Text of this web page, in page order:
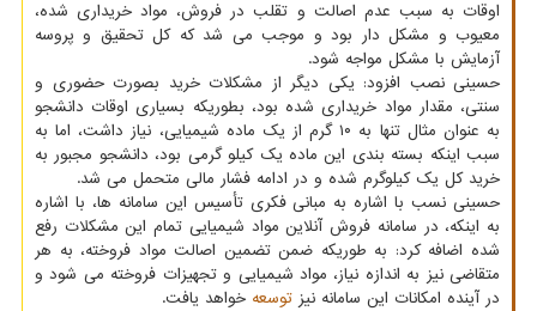
اوقات به سبب عدم اصالت و تقلب در فروش، مواد خریداری شده،
معیوب و مشکل دار بود و موجب می شد که کل تحقیق و پروسه
آزمایش با مشکل مواجه شود.
حسینی نصب افزود: یکی دیگر از مشکلات خرید بصورت حضوری و
سنتی، مقدار مواد خریداری شده بود، بطوریکه بسیاری اوقات دانشجو
به عنوان مثال تنها به ۱۰ گرم از یک ماده شیمیایی، نیاز داشت، اما به
سبب اینکه بسته بندی این ماده یک کیلو گرمی بود، دانشجو مجبور به
خرید کل یک کیلوگرم شده و در ادامه فشار مالی متحمل می شد.
حسینی نسب با اشاره به مبانی فکری تأسیس این سامانه ها، با اشاره
به اینکه، در سامانه فروش آنلاین مواد شیمیایی تمام این مشکلات رفع
شده اضافه کرد: به طوریکه ضمن تضمین اصالت مواد فروخته، به هر
متقاضی نیز به اندازه نیاز، مواد شیمیایی و تجهیزات فروخته می شود و
در آینده امکانات این سامانه نیز توسعه خواهد یافت.